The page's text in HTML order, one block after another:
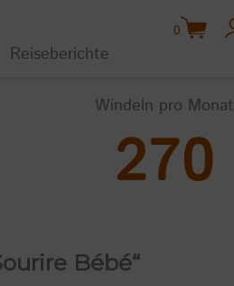
Reiseberichte
0
Windeln pro Monat
270
Bébé“